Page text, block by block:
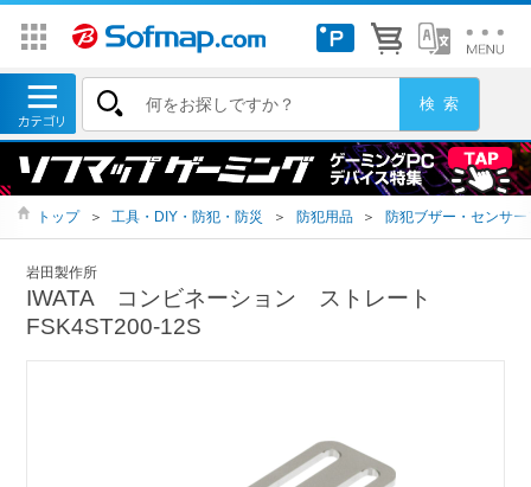
トップ ＞ 工具・DIY・防犯・防災 ＞ 防犯用品 ＞ 防犯ブザー・センサー
岩田製作所
IWATA コンビネーション ストレート
FSK4ST200-12S